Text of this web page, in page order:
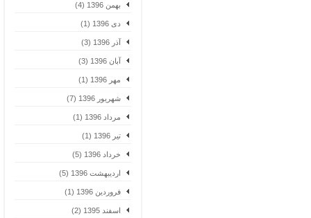
بهمن 1396 (4)
دی 1396 (1)
آذر 1396 (3)
آبان 1396 (3)
مهر 1396 (1)
شهریور 1396 (7)
مرداد 1396 (1)
تیر 1396 (1)
خرداد 1396 (5)
اردیبهشت 1396 (5)
فروردین 1396 (1)
اسفند 1395 (2)